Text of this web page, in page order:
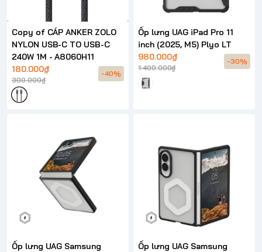
Copy of CÁP ANKER ZOLO
NYLON USB-C TO USB-C
240W 1M - A8060H11
180.000₫
300.000₫
-40%
Ốp lưng UAG iPad Pro 11
inch (2025, M5) Plyo LT
980.000₫
1.400.000₫
-30%
Ốp lưng UAG Samsung
Ốp lưng UAG Samsung